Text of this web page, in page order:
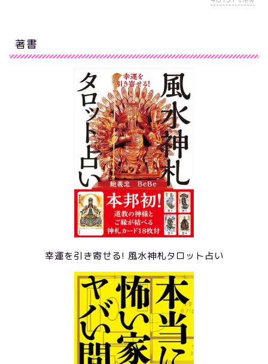
著書
幸運を引き寄せる! 風水神札タロット占い